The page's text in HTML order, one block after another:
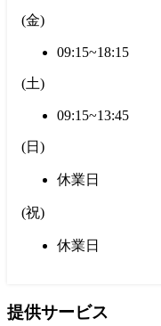
(金)
09:15~18:15
(土)
09:15~13:45
(日 )
休業日
(祝)
休業日
提供サービス